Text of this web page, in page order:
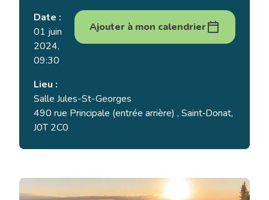
Ajouter à mon calendrier
Date :
01 juin
2024,
09:30
Lieu :
Salle Jules-St-Georges
490 rue Principale (entrée arrière) , Saint‑Donat,
J0T 2C0